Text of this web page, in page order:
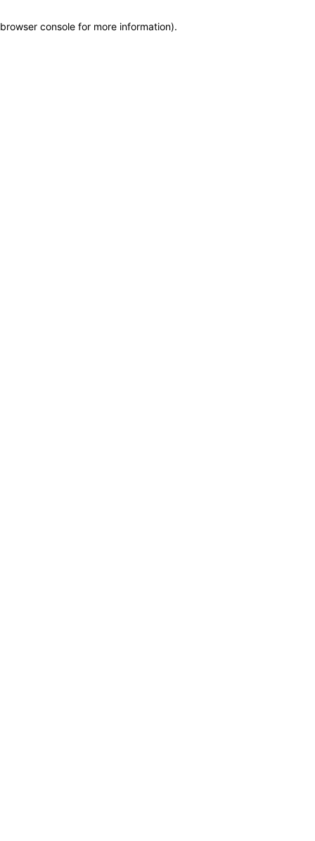
browser console for more information).